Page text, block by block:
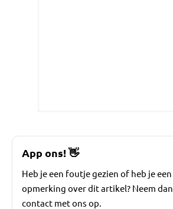
App ons!👋
Heb je een foutje gezien of heb je een
opmerking over dit artikel? Neem dan
contact met ons op.